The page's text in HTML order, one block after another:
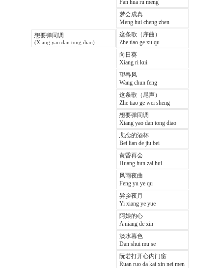
Fan hua ru meng
梦会成真
Meng hui cheng zhen
想要弹同调
(Xiang yao dan tong diao)
这条歌（序曲）
Zhe tiao ge xu qu
向日葵
Xiang ri kui
望春风
Wang chun feng
这条歌（尾声）
Zhe tiao ge wei sheng
想要弹同调
Xiang yao dan tong diao
悲恋的酒杯
Bei lian de jiu bei
黄昏再会
Huang hun zai hui
风雨夜曲
Feng yu ye qu
异乡夜月
Yi xiang ye yue
阿娘的心
A niang de xin
淡水暮色
Dan shui mu se
阮若打开心内门窗
Ruan ruo da kai xin nei men